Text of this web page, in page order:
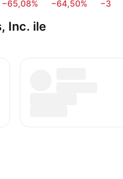
−65,08%
−64,50%
Inc. ile